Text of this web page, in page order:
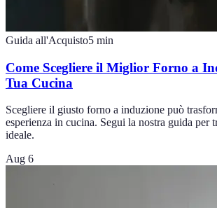
Guida all'Acquisto5 min
Come Scegliere il Miglior Forno a
Tua Cucina
Scegliere il giusto forno a induzione può
esperienza in cucina. Segui la nostra guida per
ideale.
Aug 6